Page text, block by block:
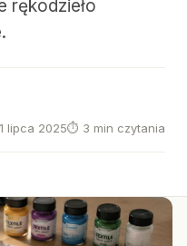
rękodzieło
lipca 2025⏱ 3 min czytania